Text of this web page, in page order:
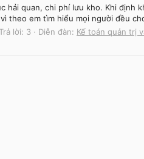
quan, chi phí lưu kho. Khi định
theo em tìm hiểu mọi người đều
Trả lời: 3 Diễn đàn: Kế toán quản trị